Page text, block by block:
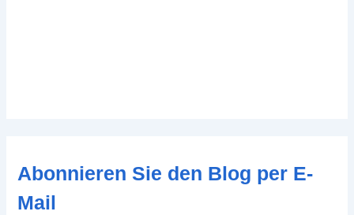
Abonnieren Sie den Blog per E-
Mail